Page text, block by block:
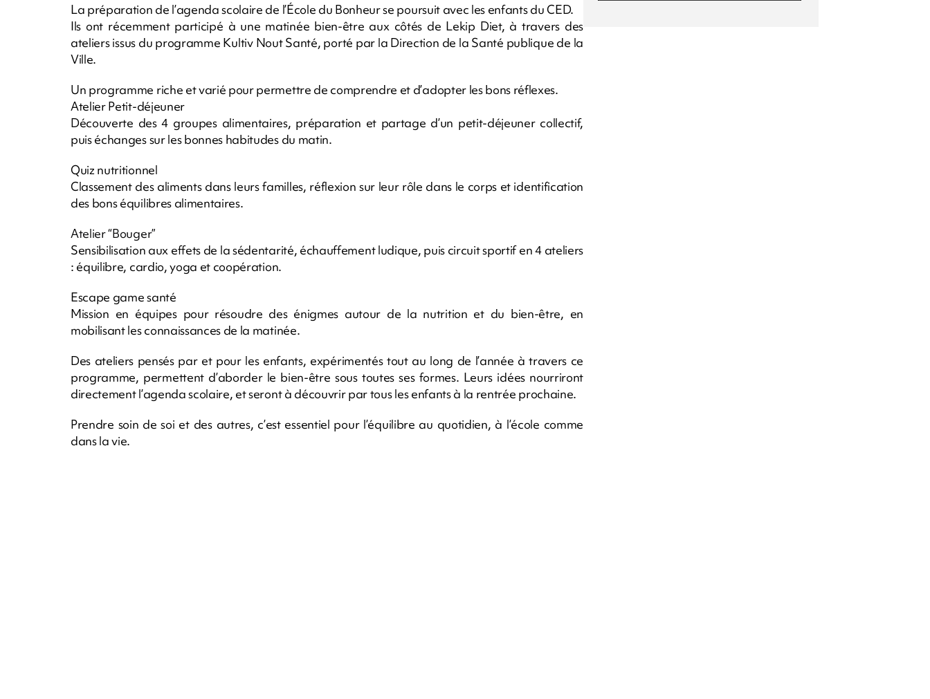
La préparation de l’agenda scolaire de l’École du Bonheur se poursuit avec les enfants du CED.
Ils ont récemment participé à une matinée bien-être aux côtés de Lekip Diet, à travers des
ateliers issus du programme Kultiv Nout Santé, porté par la Direction de la Santé publique de la
Ville.
Un programme riche et varié pour permettre de comprendre et d’adopter les bons réflexes.
Atelier Petit-déjeuner
Découverte des 4 groupes alimentaires, préparation et partage d’un petit-déjeuner collectif,
puis échanges sur les bonnes habitudes du matin.
Quiz nutritionnel
Classement des aliments dans leurs familles, réflexion sur leur rôle dans le corps et identification
des bons équilibres alimentaires.
Atelier “Bouger”
Sensibilisation aux effets de la sédentarité, échauffement ludique, puis circuit sportif en 4 ateliers
: équilibre, cardio, yoga et coopération.
Escape game santé
Mission en équipes pour résoudre des énigmes autour de la nutrition et du bien-être, en
mobilisant les connaissances de la matinée.
Des ateliers pensés par et pour les enfants, expérimentés tout au long de l’année à travers ce
programme, permettent d’aborder le bien-être sous toutes ses formes. Leurs idées nourriront
directement l’agenda scolaire, et seront à découvrir par tous les enfants à la rentrée prochaine.
Prendre soin de soi et des autres, c’est essentiel pour l’équilibre au quotidien, à l’école comme
dans la vie.